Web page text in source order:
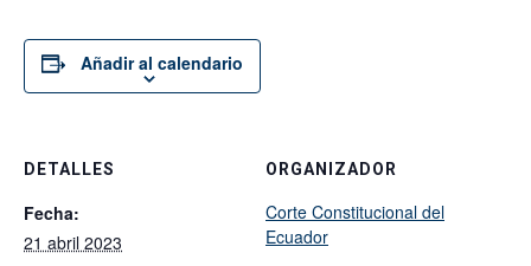
Añadir al calendario
DETALLES
Fecha:
21 abril 2023
ORGANIZADOR
Corte Constitucional del
Ecuador